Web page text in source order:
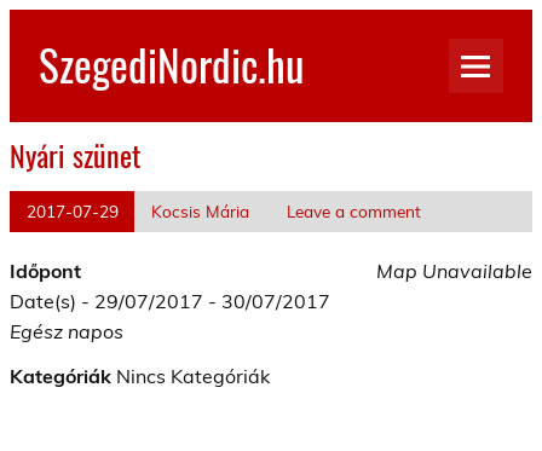
Skip
contentSzegediNordic.hu
Nyári szünet
2017-07-29 Kocsis Mária Leave a comment
Map Unavailable
Időpont
Date(s) - 29/07/2017 - 30/07/2017
Egész napos
Kategóriák Nincs Kategóriák